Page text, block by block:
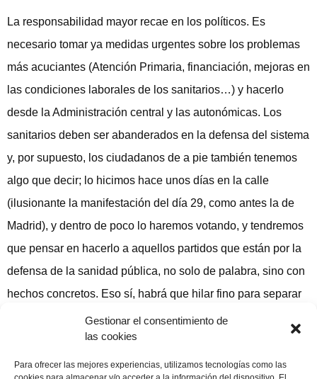
Gestionar el consentimiento de
las cookies
Para ofrecer las mejores experiencias, utilizamos tecnologías como las
La responsabilidad mayor recae en los políticos. Es
necesario tomar ya medidas urgentes sobre los problemas
más acuciantes (Atención Primaria, financiación, mejoras en
las condiciones laborales de los sanitarios…) y hacerlo
desde la Administración central y las autonómicas. Los
sanitarios deben ser abanderados en la defensa del sistema
y, por supuesto, los ciudadanos de a pie también tenemos
algo que decir; lo hicimos hace unos días en la calle
(ilusionante la manifestación del día 29, como antes la de
Madrid), y dentro de poco lo haremos votando, y tendremos
que pensar en hacerlo a aquellos partidos que están por la
defensa de la sanidad pública, no solo de palabra, sino con
hechos concretos. Eso sí, habrá que hilar fino para separar
la paja (tan abundante) del grano (tan escaso).
Compartir publicación